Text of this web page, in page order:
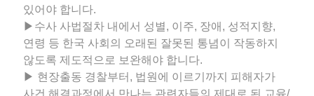
있어야 합니다.
▶수사 사법절차 내에서 성별, 이주, 장애, 성적지향,
연령 등 한국 사회의 오래된 잘못된 통념이 작동하지
않도록 제도적으로 보완해야 합니다.
▶ 현장출동 경찰부터, 법원에 이르기까지 피해자가